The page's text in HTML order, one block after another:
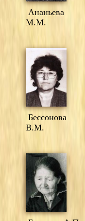
Ананьева
М.М.
Бессонова
В.М.